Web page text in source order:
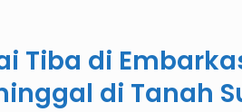
Tiba di
di Tanah